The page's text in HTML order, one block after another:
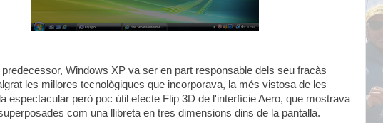
predecessor, Windows XP va ser en part responsable dels seu fracàs
les millores tecnològiques que incorporava, la més vistosa de les
espectacular però poc útil efecte Flip 3D de l'interfície Aero, que mostrava
com una llibreta en tres dimensions dins de la pantalla.